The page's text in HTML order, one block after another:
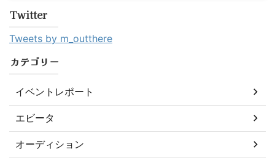
Twitter
Tweets by m_outthere
カテゴリー
イベントレポート
エビータ
オーディション